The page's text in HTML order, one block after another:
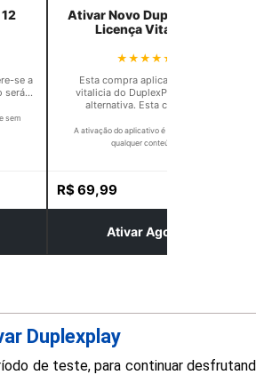
se a
será…
sem
Ativar Novo Duplex Play –
Licença Vitalícia
★★★★★
Esta compra aplica a licença
vitalicia do DuplexPlay versão
alternativa. Esta compra…
A ativação do aplicativo é entregue sem
qualquer conteúdo.
R$69,99
Ativar Agora
Duplexplay
de teste, para continuar